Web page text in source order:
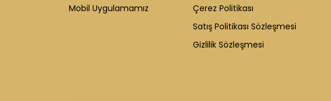
Mobil Uygulamamız
Çerez Politikası
Satış Politikası Sözleşmesi
Gizlilik Sözleşmesi